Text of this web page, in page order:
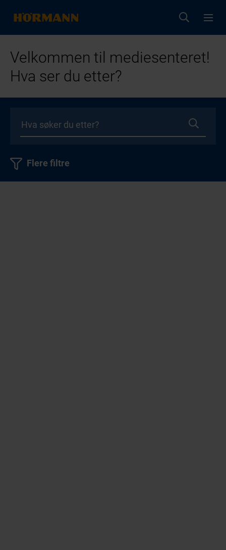
Velkommen til mediesenteret!
Hva ser du etter?
Flere filtre